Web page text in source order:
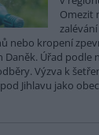
Omezit
nebo kropení
Daněk. Úřad podle
Výzva k
Jihlavu jako